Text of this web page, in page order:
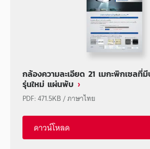
กล้องความละเอียด 21 เมกะพิกเซลที่
รุ่นใหม่ แผ่นพับ
PDF:471.5KB/ภาษาไทย
ดาวน์โหลด